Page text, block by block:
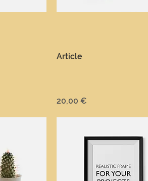
Article
Prix
20,00 €